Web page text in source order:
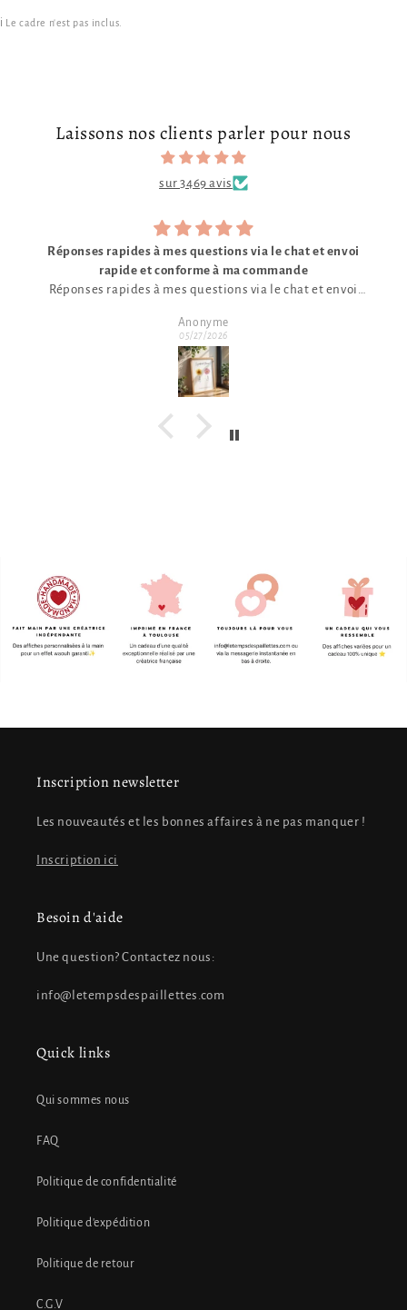
ℹ️ Le cadre n'est pas inclus.
Laissons nos clients parler pour nous
sur 3469 avis
Commande d'affiche
Parfait
Emeric
05/27/2026
Inscription newsletter
Les nouveautés et les bonnes affaires à ne pas manquer !
Inscription ici
Besoin d'aide
Une question? Contactez nous:
info@letempsdespaillettes.com
Quick links
Qui sommes nous
FAQ
Politique de confidentialité
Politique d'expédition
Politique de retour
C.G.V